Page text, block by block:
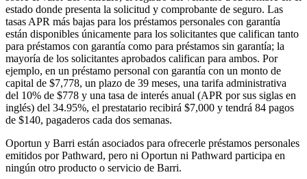
estado donde presenta la solicitud y comprobante de seguro. Las
tasas APR más bajas para los préstamos personales con garantía
están disponibles únicamente para los solicitantes que califican tanto
para préstamos con garantía como para préstamos sin garantía; la
mayoría de los solicitantes aprobados califican para ambos. Por
ejemplo, en un préstamo personal con garantía con un monto de
capital de $7,778, un plazo de 39 meses, una tarifa administrativa
del 10% de $778 y una tasa de interés anual (APR por sus siglas en
inglés) del 34.95%, el prestatario recibirá $7,000 y tendrá 84 pagos
de $140, pagaderos cada dos semanas.
Oportun y Barri están asociados para ofrecerle préstamos personales
emitidos por Pathward, pero ni Oportun ni Pathward participa en
ningún otro producto o servicio de Barri.